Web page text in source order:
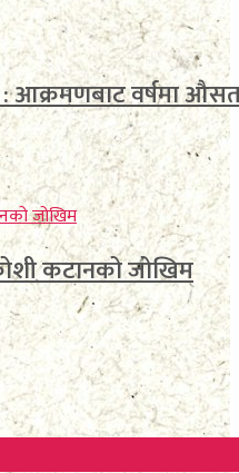
: आक्रमणबाट वर्षमा
कटानको जोखिम